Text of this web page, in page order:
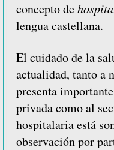
concepto de
lengua castellana.
El cuidado de la
actualidad, tanto a
presenta
privada como al
hospitalaria está
observación por